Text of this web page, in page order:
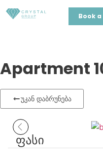
Book a
Apartment
უკან დაბრუნება
ფასი